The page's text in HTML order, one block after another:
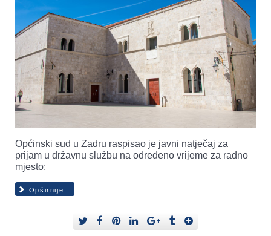
Općinski sud u Zadru raspisao je javni natječaj za
prijam u državnu službu na određeno vrijeme za radno
mjesto:
Opširnije...